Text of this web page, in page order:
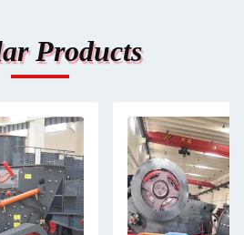
Products